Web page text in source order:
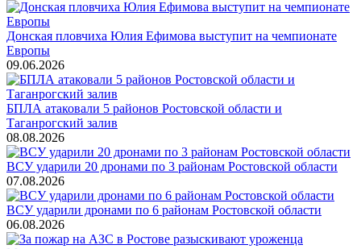
Донская пловчиха Юлия Ефимова выступит на чемпионате
Европы
09.06.2026
БПЛА атаковали 5 районов Ростовской области и
Таганрогский залив
08.08.2026
ВСУ ударили 20 дронами по 3 районам Ростовской области
07.08.2026
ВСУ ударили дронами по 6 районам Ростовской области
06.08.2026